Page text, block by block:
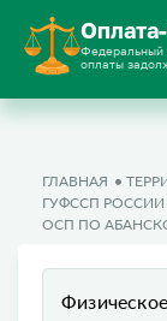
Федеральный
оплаты
ГЛАВНАЯ
ГУФССП
ОСП ПО